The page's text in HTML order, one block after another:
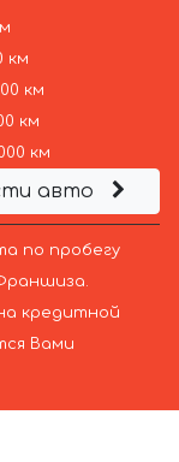
км
км
км
км
авто
по пробегу
кредитной
Вами